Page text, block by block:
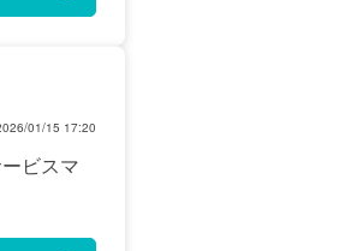
01/15 17:20
ビスマ